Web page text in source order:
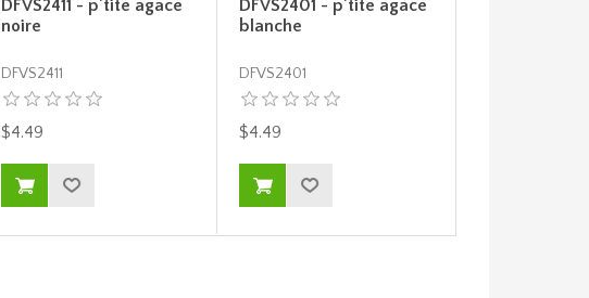
DFVS2411 - p'tite agace
noire
DFVS2411
$4.49
DFVS2401 - p'tite agace
blanche
DFVS2401
$4.49